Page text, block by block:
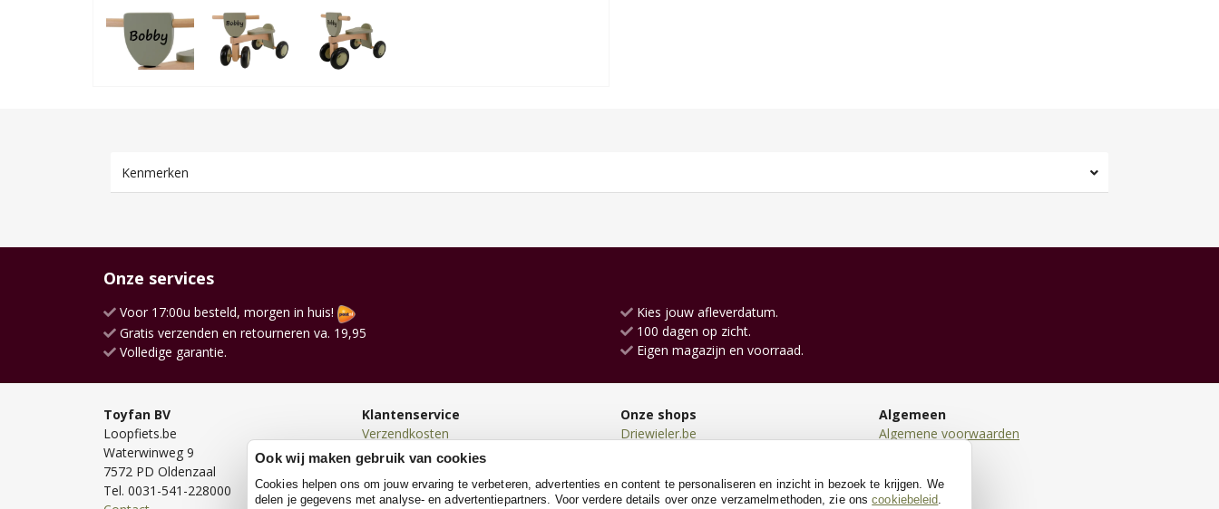
Kenmerken
Onze services
Voor 17:00u besteld, morgen in huis!
Gratis verzenden en retourneren va. 19,95
Volledige garantie.
Kies jouw afleverdatum.
100 dagen op zicht.
Eigen magazijn en voorraad.
Toyfan BV
Loopfiets.be
Waterwinweg 9
7572 PD Oldenzaal
Tel. 0031-541-228000
Klantenservice
Verzendkosten
Bezorgen
Betalen
Onze shops
Driewieler.be
Loopwagen.be
Algemeen
Algemene voorwaarden
Cookies
Ook wij maken gebruik van cookies
Cookies helpen ons om jouw ervaring te verbeteren, advertenties en content te personaliseren en inzicht in bezoek te krijgen. We
delen je gegevens met analyse- en advertentiepartners. Voor verdere details over onze verzamelmethoden, zie onscookiebeleid